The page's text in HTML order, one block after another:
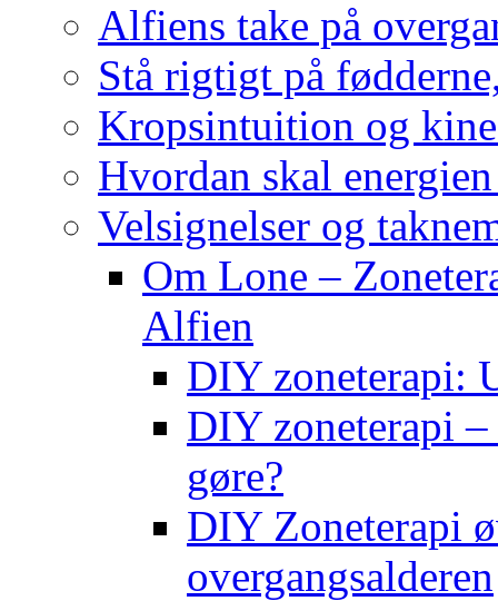
Alfiens take på
Stå rigtigt på
Kropsintuition og
Hvordan skal
Velsignelser og
Om Lone –
Alfien
DIY zoneterapi:
DIY zoneterapi
gøre?
DIY Zoneterapi
overgangsalderen